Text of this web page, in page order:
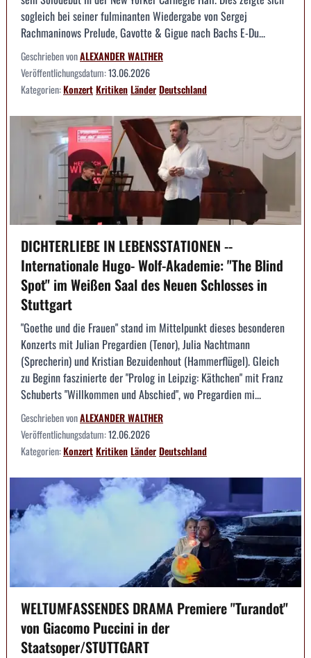
sogleich bei seiner fulminanten Wiedergabe von Sergej
Rachmaninows Prelude, Gavotte & Gigue nach Bachs E-Du...
Geschrieben vonALEXANDER WALTHER
Veröffentlichungsdatum:13.06.2026
Kategorien:KonzertKritikenLänderDeutschland
DICHTERLIEBE IN LEBENSSTATIONEN --
Internationale Hugo- Wolf-Akademie: "The Blind
Spot" im Weißen Saal des Neuen Schlosses in
Stuttgart
"Goethe und die Frauen" stand im Mittelpunkt dieses besonderen
Konzerts mit Julian Pregardien (Tenor), Julia Nachtmann
(Sprecherin) und Kristian Bezuidenhout (Hammerflügel). Gleich
zu Beginn faszinierte der "Prolog in Leipzig: Käthchen" mit Franz
Schuberts "Willkommen und Abschied", wo Pregardien mi...
Geschrieben vonALEXANDER WALTHER
Veröffentlichungsdatum:12.06.2026
Kategorien:KonzertKritikenLänderDeutschland
WELTUMFASSENDES DRAMA Premiere "Turandot"
von Giacomo Puccini in der
Staatsoper/STUTTGART